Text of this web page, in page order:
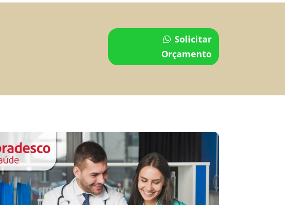
Solicitar
Orçamento